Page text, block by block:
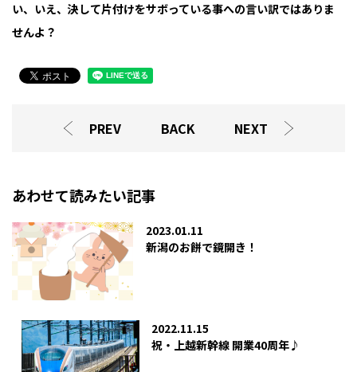
い、いえ、決して片付けをサボっている事への言い訳ではありま
せんよ？
PREV BACK NEXT
あわせて読みたい記事
2023.01.11
新潟のお餅で鏡開き！
2022.11.15
祝・上越新幹線 開業40周年♪